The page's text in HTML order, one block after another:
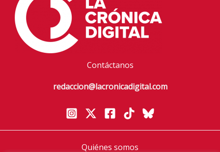
Contáctanos
redaccion@lacronicadigital.com
Quiénes somos